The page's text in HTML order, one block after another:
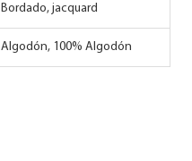
Bordado, jacquard
Algodón, 100% Algodón